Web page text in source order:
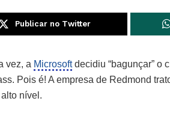
Publicar no Twitter
vez, a Microsoftdecidiu “bagunçar” o
Pois é! A empresa de Redmond
nível.